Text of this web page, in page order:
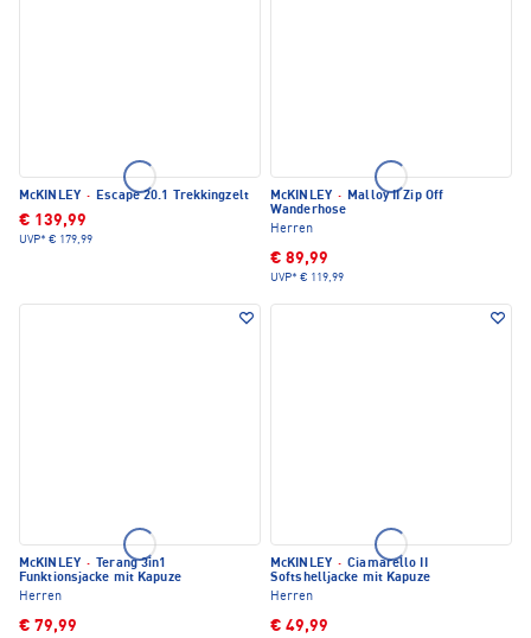
McKINLEY · Escape 20.1 Trekkingzelt
€ 139,99
UVP* € 179,99
McKINLEY · Malloy II Zip Off
Wanderhose
Herren
€ 89,99
UVP* € 119,99
McKINLEY ·
Terang 3in1
Funktionsjacke mit Kapuze
Herren
€ 79,99
McKINLEY · Ciamarello II
Softshelljacke mit Kapuze
Herren
€ 49,99